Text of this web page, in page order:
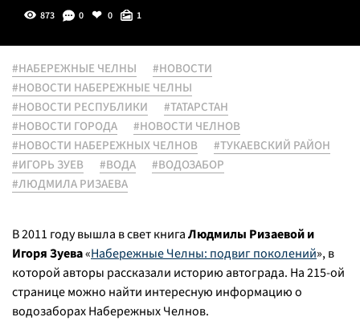
873 0 0 1
#НАБЕРЕЖНЫЕ ЧЕЛНЫ
#НОВОСТИ
#НОВОСТИ НАБЕРЕЖНЫЕ ЧЕЛНЫ
#НОВОСТИ РЕСПУБЛИКИ
#ТАТАРСТАН
#НОВОСТИ ГОРОДА
#НОВОСТИ ЧЕЛНОВ
#НОВОСТИ НАБЕРЕЖНЫХ ЧЕЛНОВ
#ТУКАЕВСКИЙ РАЙОН
#ИГОРЬ ЗУЕВ
#ВОДА
#ВОДОЗАБОР
#ЛЮДМИЛА РИЗАЕВА
В 2011 году вышла в свет книгаЛюдмилы Ризаевой и
Игоря Зуева«Набережные Челны: подвиг поколений», в
которой авторы рассказали историю автограда. На 215-ой
странице можно найти интересную информацию о
водозаборах Набережных Челнов.